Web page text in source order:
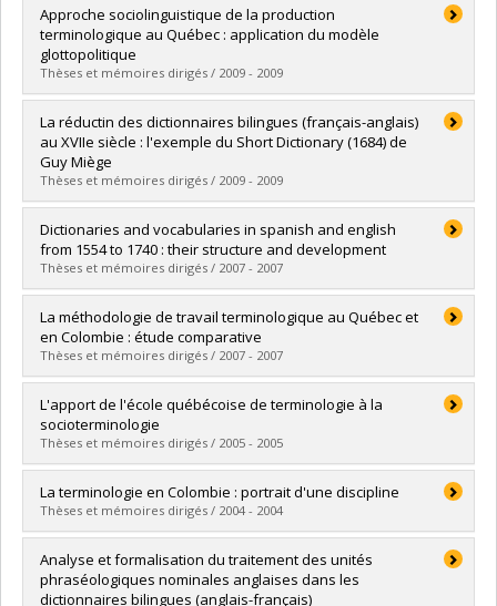
Diplômé(e) :Pouliot, Karine
Cycle :Maîtrise
Diplôme obtenu :
Lien vers le document dans Papyrus
Approche sociolinguistique de la production
terminologique au Québec : application du modèle
glottopolitique
Thèses et mémoires dirigés / 2009 - 2009
Diplômé(e) :Ballarin, Sophie
Cycle :Doctorat
Diplôme obtenu :
Lien vers le document dans Papyrus
La réductin des dictionnaires bilingues (français-anglais)
au XVIIe siècle : l'exemple du Short Dictionary (1684) de
Guy Miège
Thèses et mémoires dirigés / 2009 - 2009
Diplômé(e) :Larochelle, Karène
Cycle :Maîtrise
Diplôme obtenu :M.A.
Lien vers le document dans Papyrus
Dictionaries and vocabularies in spanish and english
from 1554 to 1740 : their structure and development
Thèses et mémoires dirigés / 2007 - 2007
Diplômé(e) :Fernández Urdaneta, Heberto H.
Cycle :Doctorat
Diplôme obtenu :Ph. D.
Lien vers le document dans Papyrus
La méthodologie de travail terminologique au Québec et
en Colombie : étude comparative
Thèses et mémoires dirigés / 2007 - 2007
Diplômé(e) :Díaz Valencia, Adriana Lucía
Cycle :Maîtrise
Diplôme obtenu :M.A.
Lien vers le document dans Papyrus
L'apport de l'école québécoise de terminologie à la
socioterminologie
Thèses et mémoires dirigés / 2005 - 2005
Diplômé(e) :Gagnon, Marleine
Cycle : Maîtrise
Diplôme obtenu :M.A.
Lien vers le document dans Papyrus
La terminologie en Colombie : portrait d'une discipline
Thèses et mémoires dirigés / 2004 - 2004
Diplômé(e) :Castrillón Cardona, Elvia Rosa
Cycle :Maîtrise
Diplôme obtenu :M.A.
Analyse et formalisation du traitement des unités
phraséologiques nominales anglaises dans les
dictionnaires bilingues (anglais-français)